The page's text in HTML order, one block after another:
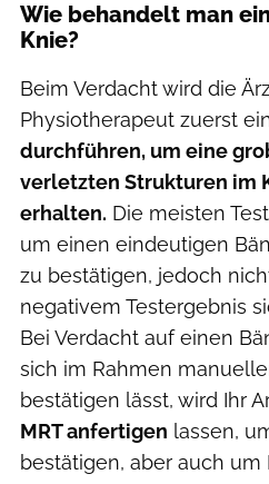
Wie behandelt man
Knie?
Beim Verdacht wird die
Physiotherapeut zuerst
durchführen, um eine
verletzten Strukturen im
erhalten. Die meisten
um einen eindeutigen
zu bestätigen, jedoch
negativem Testergebnis
Bei Verdacht auf einen
sich im Rahmen
bestätigen lässt, wird Ihr
MRT anfertigen lassen,
bestätigen, aber auch